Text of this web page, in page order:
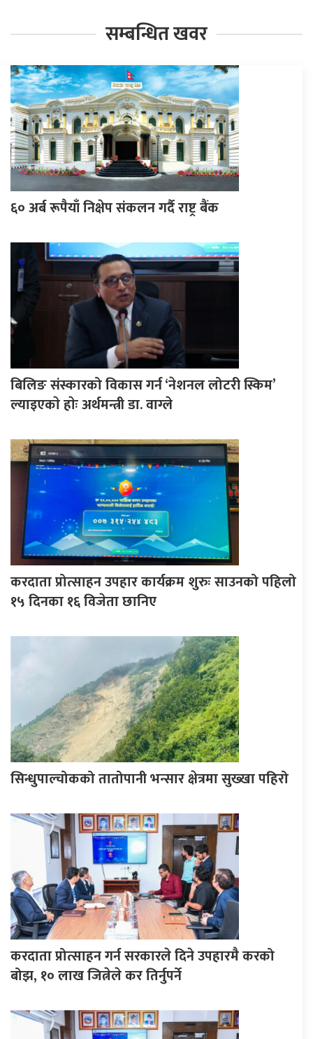
सम्बन्धित खवर
६० अर्ब रूपैयाँ निक्षेप संकलन गर्दै राष्ट्र बैंक
बिलिङ संस्कारको विकास गर्न ‘नेशनल लोटरी स्किम’
ल्याइएकाे हाेः अर्थमन्त्री डा. वाग्ले
करदाता प्रोत्साहन उपहार कार्यक्रम शुरुः साउनको पहिलो
१५ दिनका १६ विजेता छानिए
सिन्धुपाल्चोकको तातोपानी भन्सार क्षेत्रमा सुख्खा पहिरो
करदाता प्रोत्साहन गर्न सरकारले दिने उपहारमै करको
बोझ, १० लाख जित्नेले कर तिर्नुपर्ने